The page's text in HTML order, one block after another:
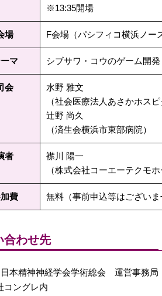
※13:35開場
場 F会場（パシフィコ横浜ノー
マ シブサワ・コウのゲーム開発
会
水野 雅文
（社会医療法人あさかホスピ
辻野 尚久
（済生会横浜市東部病院）
者
襟川 陽一
（株式会社コーエーテクモ
費 無料（事前申込等はござい
合わせ先
本精神神経学会学術総会 運営事務局
コングレ内